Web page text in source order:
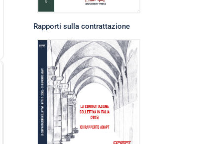
Rapporti sulla contrattazione